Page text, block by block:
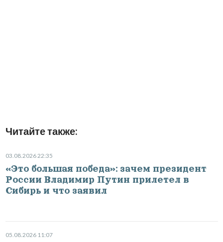
Читайте также:
03.08.2026 22:35
«Это большая победа»: зачем президент
России Владимир Путин прилетел в
Сибирь и что заявил
05.08.2026 11:07